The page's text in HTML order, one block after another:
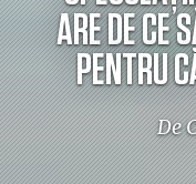
ARE DE CE
PENTRU
De